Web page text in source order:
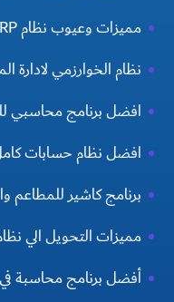
مميزات وعيوب نظام ERP
نظام الخوارزمي لادارة
افضل برنامج محاسبي
افضل نظام حسابات
برنامج كاشير للمطاعم
مميزات التحويل الي نظام
أفضل برنامج محاسبة